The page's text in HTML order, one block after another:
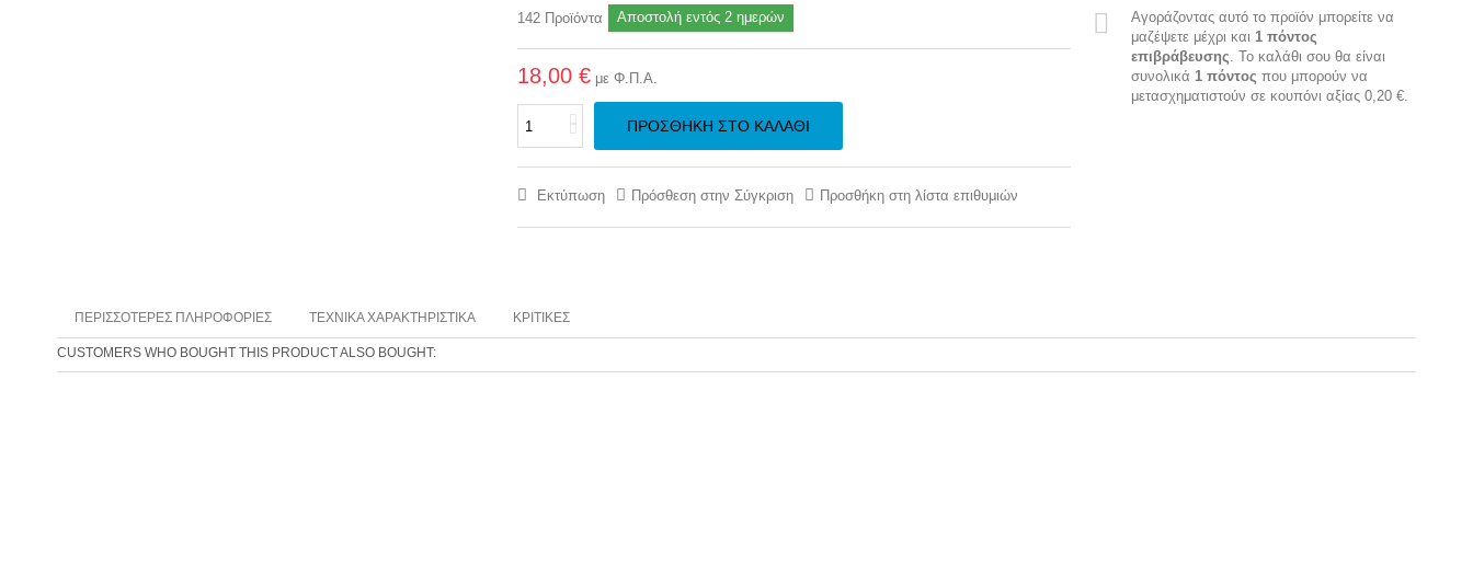
142 Προϊόντα Αποστολή εντός 2 ημερών
18,00 € με Φ.Π.Α.
ΠΡΟΣΘΉΚΗ ΣΤΟ ΚΑΛΆΘΙ
Εκτύπωση Πρόσθεση στην Σύγκριση Προσθήκη στη λίστα επιθυμιών
Αγοράζοντας αυτό το προϊόν μπορείτε να
μαζέψετε μέχρι και 1πόντος
επιβράβευσης. Το καλάθι σου θα είναι
συνολικά 1πόντος που μπορούν να
μετασχηματιστούν σε κουπόνι αξίας 0,20 €.
ΠΕΡΙΣΣΌΤΕΡΕΣ ΠΛΗΡΟΦΟΡΊΕΣ ΤΕΧΝΙΚΆ ΧΑΡΑΚΤΗΡΙΣΤΙΚΆ ΚΡΙΤΙΚΈΣ
CUSTOMERS WHO BOUGHT THIS PRODUCT ALSO BOUGHT: